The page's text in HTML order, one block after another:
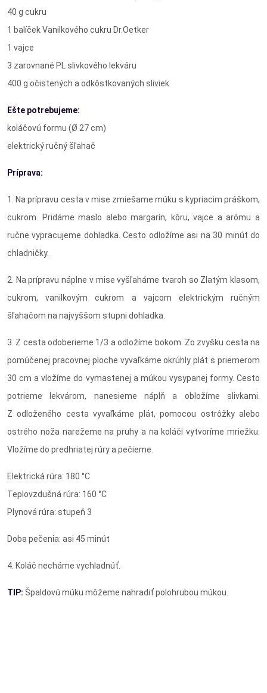
40 g cukru
1 balíček Vanilkového cukru Dr.Oetker
1 vajce
3 zarovnané PL slivkového lekváru
400 g očistených a odkôstkovaných sliviek
Ešte potrebujeme:
koláčovú formu (Ø 27 cm)
elektrický ručný šľahač
Príprava:
1. Na prípravu cesta v mise zmiešame múku s kypriacim práškom,
cukrom. Pridáme maslo alebo margarín, kôru, vajce a arómu a
ručne vypracujeme dohladka. Cesto odložíme asi na 30 minút do
chladničky.
2. Na prípravu náplne v mise vyšľaháme tvaroh so Zlatým klasom,
cukrom, vanilkovým cukrom a vajcom elektrickým ručným
šľahačom na najvyššom stupni dohladka.
3. Z cesta odoberieme 1/3 a odložíme bokom. Zo zvyšku cesta na
pomúčenej pracovnej ploche vyvaľkáme okrúhly plát s priemerom
30 cm a vložíme do vymastenej a múkou vysypanej formy. Cesto
potrieme lekvárom, nanesieme náplň a obložíme slivkami.
Z odloženého cesta vyvaľkáme plát, pomocou ostrôžky alebo
ostrého noža narežeme na pruhy a na koláči vytvoríme mriežku.
Vložíme do predhriatej rúry a pečieme.
Elektrická rúra: 180 °C
Teplovzdušná rúra: 160 °C
Plynová rúra: stupeň 3
Doba pečenia: asi 45 minút
4. Koláč necháme vychladnúť.
TIP: Špaldovú múku môžeme nahradiť polohrubou múkou.